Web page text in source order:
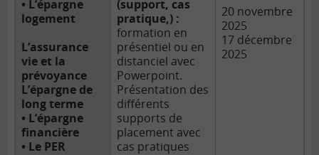
• L’épargne
logement
L’assurance
vie et la
prévoyance
L’épargne de
long terme
• L’épargne
financière
• Le PER
(support, cas
pratique,) :
formation en
présentiel ou en
distanciel avec
Powerpoint.
Présentation des
différents
supports de
placement avec
cas pratiques
20 novembre
2025
17 décembre
2025